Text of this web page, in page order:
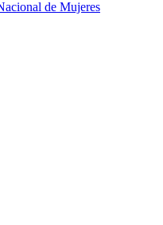
de Mujeres